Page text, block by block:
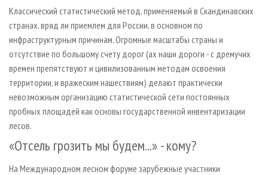
Классический статистический метод, применяемый в Скандинавских
странах, вряд ли приемлем для России, в основном по
инфраструктурным причинам. Огромные масштабы страны и
отсутствие по большому счету дорог (ах наши дороги - с дремучих
времен препятствуют и цивилизованным методам освоения
территории, и вражеским нашествиям) делают практически
невозможным организацию статистической сети постоянных
пробных площадей как основы государственной инвентаризации
лесов.
«Отсель грозить мы будем...» - кому?
На Международном лесном форуме зарубежные участники